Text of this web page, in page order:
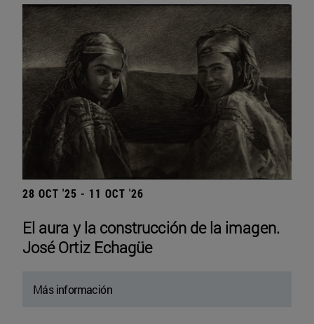
28 OCT '25 - 11 OCT '26
El aura y la construcción de la imagen.
José Ortiz Echagüe
Más información